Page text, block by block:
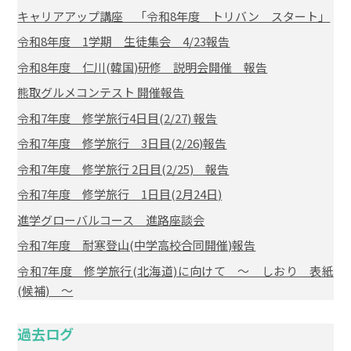
キャリアアップ講座 「令和8年度 トリバン スタート」
令和8年度 1学期 生徒集会 4/23報告
令和8年度 仁川(韓国)研修 説明会開催 報告
熊取グルメコンテスト 開催報告
令和7年度 修学旅行4日目(2/27) 報告
令和7年度 修学旅行 3日目(2/26)報告
令和7年度 修学旅行 2日目(2/25) 報告
令和7年度 修学旅行 1日目(2月24日)
進学グローバルコース 進路座談会
令和7年度 耐寒登山(中学高校合同開催)報告
令和7年度 修学旅行(北海道)に向けて ～ しおり 表紙
(候補) ～
過去ログ